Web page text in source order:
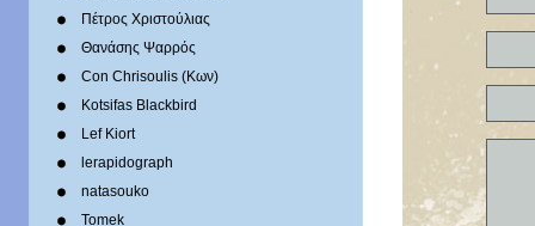
Πέτρος Χριστούλιας
Θανάσης Ψαρρός
Con Chrisoulis (Κων)
Kotsifas Blackbird
Lef Kiort
lerapidograph
natasouko
Tomek